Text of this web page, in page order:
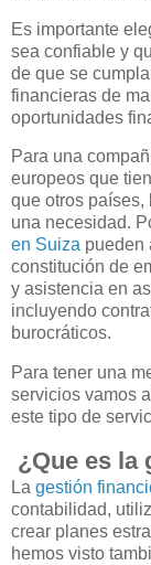
Es importante
sea confiable y
de que se
financieras de
oportunidades
Para una
europeos que
que otros
una necesidad.
en Suiza pueden
constitución de
y asistencia en
incluyendo
burocráticos.
Para tener una
servicios vamos
este tipo de
¿Que es la
La gestión
contabilidad,
crear planes
hemos visto